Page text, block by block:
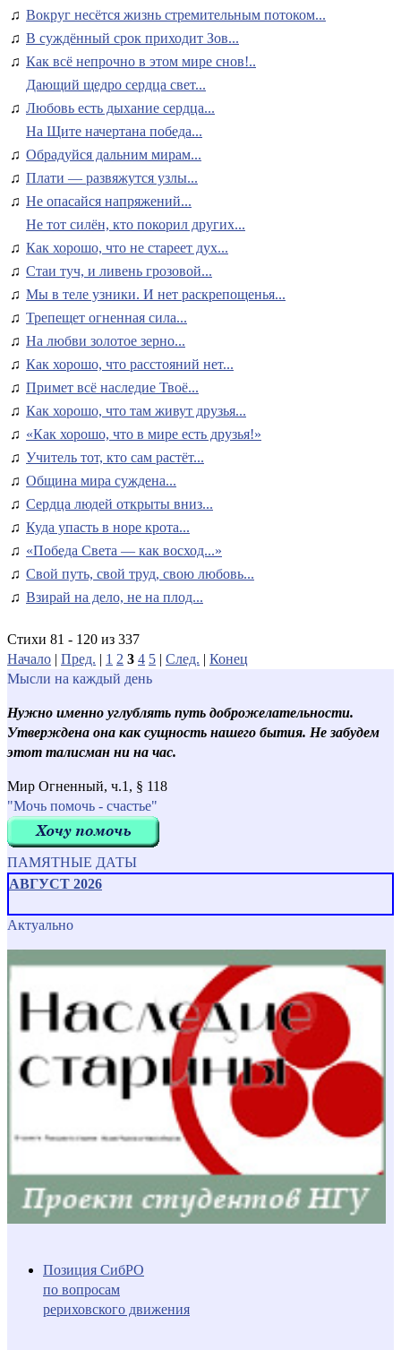
♫ Вокруг несётся жизнь стремительным потоком...
♫ В суждённый срок приходит Зов...
♫ Как всё непрочно в этом мире снов!..
Дающий щедро сердца свет...
♫ Любовь есть дыхание сердца...
На Щите начертана победа...
♫ Обрадуйся дальним мирам...
♫ Плати — развяжутся узлы...
♫ Не опасайся напряжений...
Не тот силён, кто покорил других...
♫ Как хорошо, что не стареет дух...
♫ Стаи туч, и ливень грозовой...
♫ Мы в теле узники. И нет раскрепощенья...
♫ Трепещет огненная сила...
♫ На любви золотое зерно...
♫ Как хорошо, что расстояний нет...
♫ Примет всё наследие Твоё...
♫ Как хорошо, что там живут друзья...
♫ «Как хорошо, что в мире есть друзья!»
♫ Учитель тот, кто сам растёт...
♫ Община мира суждена...
♫ Сердца людей открыты вниз...
♫ Куда упасть в норе крота...
♫ «Победа Света — как восход...»
♫ Свой путь, свой труд, свою любовь...
♫ Взирай на дело, не на плод...
Стихи 81 - 120 из 337
Начало | Пред. | 1 2 3 4 5 | След. | Конец
Мысли на каждый день
Нужно именно углублять путь доброжелательности.
Утверждена она как сущность нашего бытия. Не забудем
этот талисман ни на час.
Мир Огненный, ч.1, § 118
"Мочь помочь - счастье"
ПАМЯТНЫЕ ДАТЫ
АВГУСТ 2026
Актуально
Позиция СибРО
по вопросам
рериховского движения